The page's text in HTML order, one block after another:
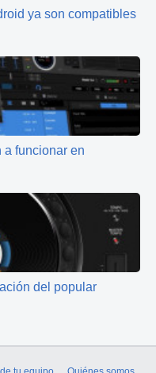
ya son compatibles
funcionar en
del popular